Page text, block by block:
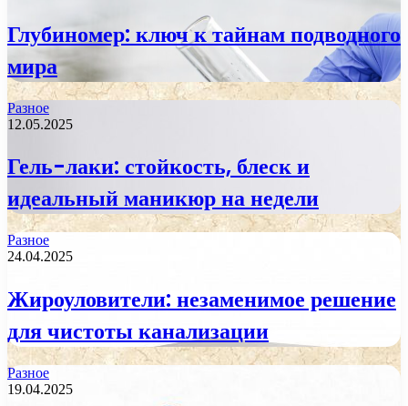
Глубиномер: ключ к тайнам подводного
мира
Разное
12.05.2025
Гель-лаки: стойкость, блеск и
идеальный маникюр на недели
Разное
24.04.2025
Жироуловители: незаменимое решение
для чистоты канализации
Разное
19.04.2025